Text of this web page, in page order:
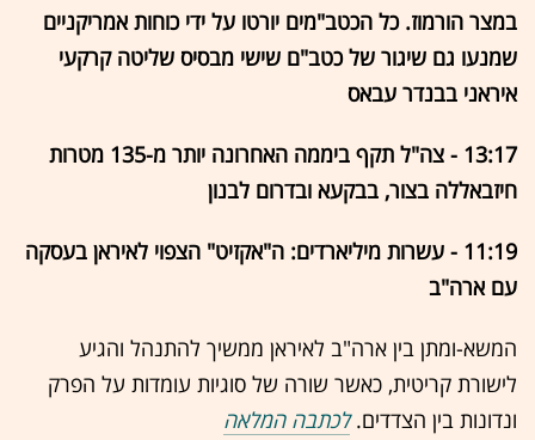
במצר הורמוז. כל הכטב"מים יורטו על ידי כוחות אמריקניים
שמנעו גם שיגור של כטב"ם שישי מבסיס שליטה קרקעי
איראני בבנדר עבאס
13:17 - צה"ל תקף ביממה האחרונה יותר מ-135 מטרות
חיזבאללה בצור, בבקעא ובדרום לבנון
11:19 - עשרות מיליארדים: ה"אקזיט" הצפוי לאיראן בעסקה
עם ארה"ב
המשא-ומתן בין ארה"ב לאיראן ממשיך להתנהל והגיע
לישורת קריטית, כאשר שורה של סוגיות עומדות על הפרק
ונדונות בין הצדדים.לכתבה המלאה